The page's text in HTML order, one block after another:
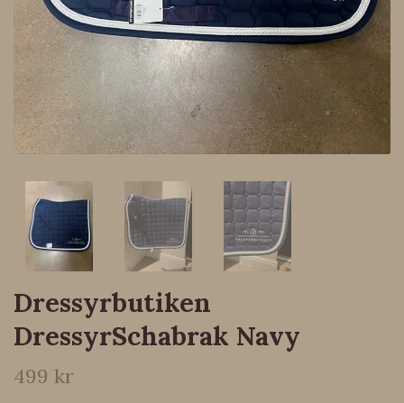
Dressyrbutiken
DressyrSchabrak Navy
499 kr